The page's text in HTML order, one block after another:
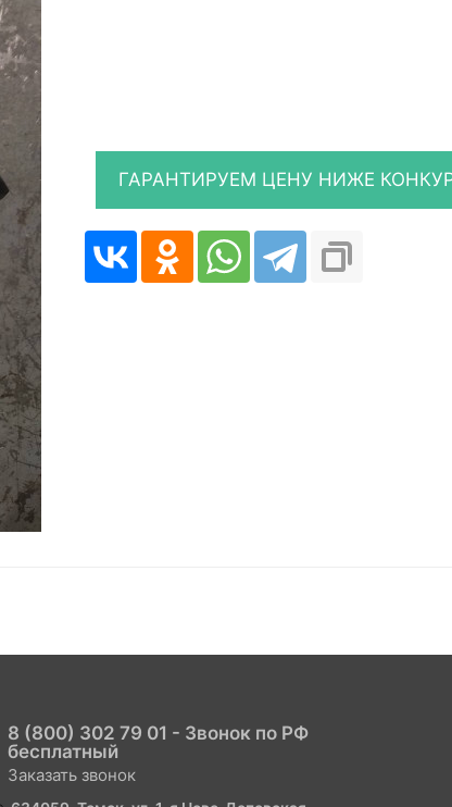
8 (800) 302 79 01 - Звонок по РФ
бесплатный
Заказать звонок